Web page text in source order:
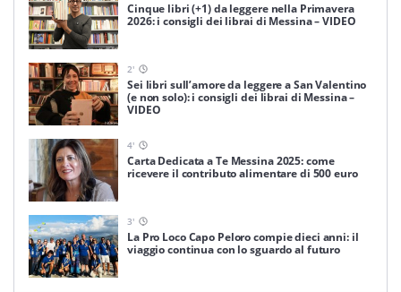
Cinque libri (+1) da leggere nella Primavera
2026: i consigli dei librai di Messina – VIDEO
2'
Sei libri sull’amore da leggere a San Valentino
(e non solo): i consigli dei librai di Messina –
VIDEO
4'
Carta Dedicata a Te Messina 2025: come
ricevere il contributo alimentare di 500 euro
3'
La Pro Loco Capo Peloro compie dieci anni: il
viaggio continua con lo sguardo al futuro